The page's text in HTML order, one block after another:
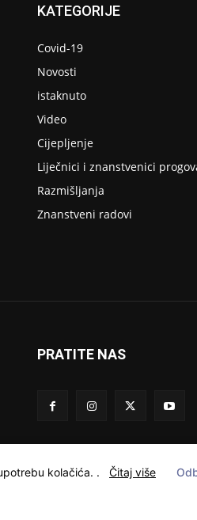
KATEGORIJE
Covid-19
Novosti
istaknuto
Video
Cijepljenje
Liječnici i znanstvenici
Razmišljanja
Znanstveni radovi
PRATITE NAS
kolačića. . Čitaj više